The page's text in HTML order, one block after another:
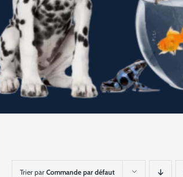
Trier par Commande par défaut